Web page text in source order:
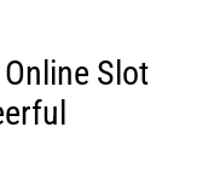
Slot